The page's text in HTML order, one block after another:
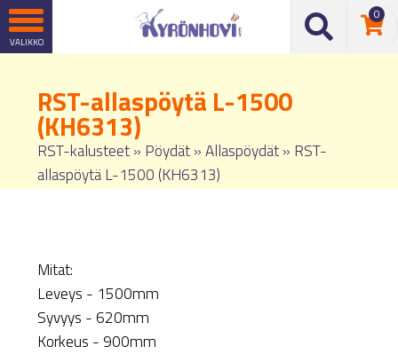
0
RST-allaspöytä L-1500
(KH6313)
RST-kalusteet» Pöydät»Allaspöydät» RST-
allaspöytä L-1500 (KH6313)
Mitat:
Leveys - 1500mm
Syvyys - 620mm
Korkeus - 900mm